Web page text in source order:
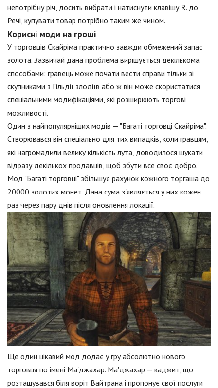
непотрібну річ, досить вибрати і натиснути клавішу R. до
Речі, купувати товар потрібно таким же чином.
Корисні моди на гроші
У торговців Скайріма практично завжди обмежений запас
золота. Зазвичай дана проблема вирішується декількома
способами: гравець може почати вести справи тільки зі
скупниками з Гільдії злодіїв або ж він може скористатися
спеціальними модифікаціями, які розширюють торгові
можливості.
Один з найпопулярніших модів — "Багаті торговці Скайріма".
Створювався він спеціально для тих випадків, коли гравцям,
які нагромадили велику кількість лута, доводилося шукати
відразу декількох продавців, щоб збути все своє добро.
Мод "Багаті торговці" збільшує рахунок кожного торгаша до
20000 золотих монет. Дана сума з'являється у них кожен
раз через пару днів після оновлення локації.
Ще один цікавий мод додає у гру абсолютно нового
торговця по імені Ма'джахар. Ма'джахар — каджит, що
розташувався біля воріт Вайтрана і пропонує свої послуги